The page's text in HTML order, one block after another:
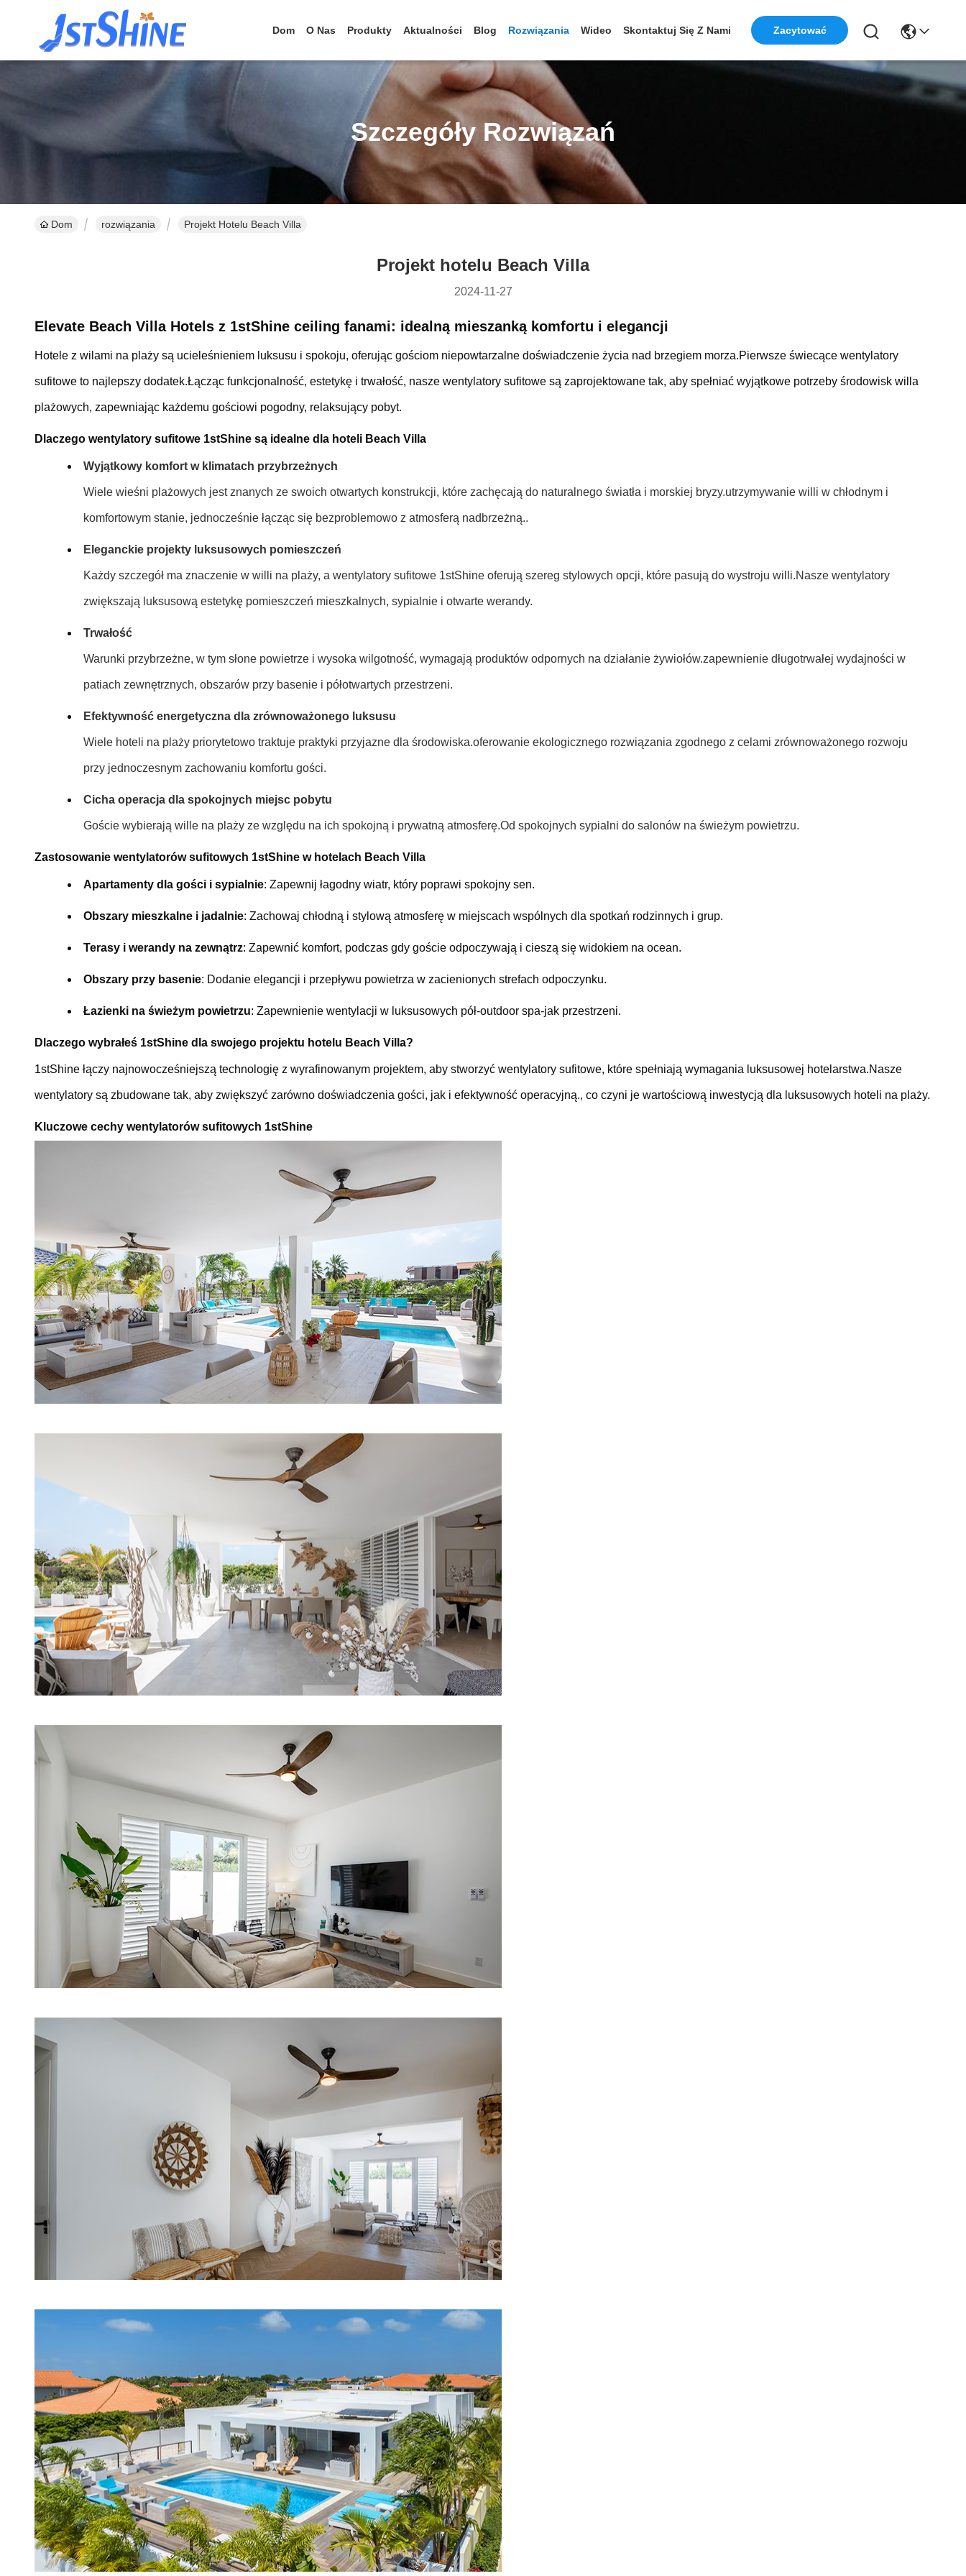
Dom O Nas Produkty Aktualności Blog Rozwiązania Wideo Skontaktuj Się Z Nami Zacytować
Szczegóły Rozwiązań
Dom rozwiązania Projekt Hotelu Beach Villa
Projekt hotelu Beach Villa
2024-11-27
Elevate Beach Villa Hotels z 1stShine ceiling fanami: idealną mieszanką komfortu i elegancji
Hotele z wilami na plaży są ucieleśnieniem luksusu i spokoju, oferując gościom niepowtarzalne doświadczenie życia nad brzegiem morza.Pierwsze świecące wentylatory
sufitowe to najlepszy dodatek.Łącząc funkcjonalność, estetykę i trwałość, nasze wentylatory sufitowe są zaprojektowane tak, aby spełniać wyjątkowe potrzeby środowisk willa
plażowych, zapewniając każdemu gościowi pogodny, relaksujący pobyt.
Dlaczego wentylatory sufitowe 1stShine są idealne dla hoteli Beach Villa
Wyjątkowy komfort w klimatach przybrzeżnych
Wiele wieśni plażowych jest znanych ze swoich otwartych konstrukcji, które zachęcają do naturalnego światła i morskiej bryzy.utrzymywanie willi w chłodnym i
komfortowym stanie, jednocześnie łącząc się bezproblemowo z atmosferą nadbrzeżną..
Eleganckie projekty luksusowych pomieszczeń
Każdy szczegół ma znaczenie w willi na plaży, a wentylatory sufitowe 1stShine oferują szereg stylowych opcji, które pasują do wystroju willi.Nasze wentylatory
zwiększają luksusową estetykę pomieszczeń mieszkalnych, sypialnie i otwarte werandy.
Trwałość
Warunki przybrzeżne, w tym słone powietrze i wysoka wilgotność, wymagają produktów odpornych na działanie żywiołów.zapewnienie długotrwałej wydajności w
patiach zewnętrznych, obszarów przy basenie i półotwartych przestrzeni.
Efektywność energetyczna dla zrównoważonego luksusu
Wiele hoteli na plaży priorytetowo traktuje praktyki przyjazne dla środowiska.oferowanie ekologicznego rozwiązania zgodnego z celami zrównoważonego rozwoju
przy jednoczesnym zachowaniu komfortu gości.
Cicha operacja dla spokojnych miejsc pobytu
Goście wybierają wille na plaży ze względu na ich spokojną i prywatną atmosferę.Od spokojnych sypialni do salonów na świeżym powietrzu.
Zastosowanie wentylatorów sufitowych 1stShine w hotelach Beach Villa
Apartamenty dla gości i sypialnie: Zapewnij łagodny wiatr, który poprawi spokojny sen.
Obszary mieszkalne i jadalnie: Zachowaj chłodną i stylową atmosferę w miejscach wspólnych dla spotkań rodzinnych i grup.
Terasy i werandy na zewnątrz: Zapewnić komfort, podczas gdy goście odpoczywają i cieszą się widokiem na ocean.
Obszary przy basenie: Dodanie elegancji i przepływu powietrza w zacienionych strefach odpoczynku.
Łazienki na świeżym powietrzu: Zapewnienie wentylacji w luksusowych pół-outdoor spa-jak przestrzeni.
Dlaczego wybrałeś 1stShine dla swojego projektu hotelu Beach Villa?
1stShine łączy najnowocześniejszą technologię z wyrafinowanym projektem, aby stworzyć wentylatory sufitowe, które spełniają wymagania luksusowej hotelarstwa.Nasze
wentylatory są zbudowane tak, aby zwiększyć zarówno doświadczenia gości, jak i efektywność operacyjną., co czyni je wartościową inwestycją dla luksusowych hoteli na plaży.
Kluczowe cechy wentylatorów sufitowych 1stShine